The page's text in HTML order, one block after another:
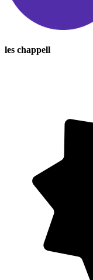
les chappell